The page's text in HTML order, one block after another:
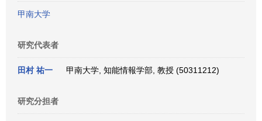
甲南大学
研究代表者
田村 祐一 甲南大学, 知能情報学部, 教授 (50311212)
研究分担者